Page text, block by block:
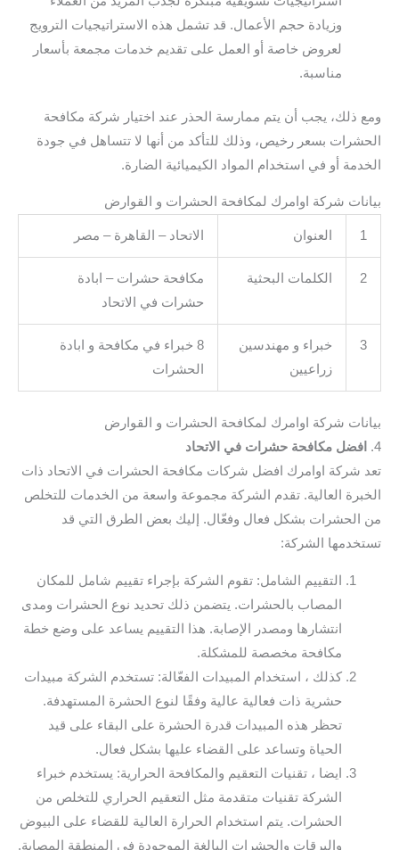
وزيادة حجم الأعمال. قد تشمل هذه الاستراتيجيات الترويج
لعروض خاصة أو العمل على تقديم خدمات مجمعة بأسعار
مناسبة.
ومع ذلك، يجب أن يتم ممارسة الحذر عند اختيار شركة مكافحة
الحشرات بسعر رخيص، وذلك للتأكد من أنها لا تتساهل في جودة
الخدمة أو في استخدام المواد الكيميائية الضارة.
بيانات شركة اوامرك لمكافحة الحشرات و القوارض
1 العنوان الاتحاد – القاهرة – مصر
2 الكلمات البحثية
مكافحة حشرات – ابادة
حشرات في الاتحاد
3
خبراء و مهندسين
زراعيين
8 خبراء في مكافحة و ابادة
الحشرات
بيانات شركة اوامرك لمكافحة الحشرات و القوارض
4.
افضل مكافحة حشرات في الاتحاد
تعد شركة اوامرك افضل شركات مكافحة الحشرات في الاتحاد ذات
الخبرة العالية. تقدم الشركة مجموعة واسعة من الخدمات للتخلص
من الحشرات بشكل فعال وفعّال. إليك بعض الطرق التي قد
تستخدمها الشركة:
التقييم الشامل: تقوم الشركة بإجراء تقييم شامل للمكان
المصاب بالحشرات. يتضمن ذلك تحديد نوع الحشرات ومدى
انتشارها ومصدر الإصابة. هذا التقييم يساعد على وضع خطة
مكافحة مخصصة للمشكلة.
كذلك ، استخدام المبيدات الفعّالة: تستخدم الشركة مبيدات
حشرية ذات فعالية عالية وفقًا لنوع الحشرة المستهدفة.
تحظر هذه المبيدات قدرة الحشرة على البقاء على قيد
الحياة وتساعد على القضاء عليها بشكل فعال.
ايضا ، تقنيات التعقيم والمكافحة الحرارية: يستخدم خبراء
الشركة تقنيات متقدمة مثل التعقيم الحراري للتخلص من
الحشرات. يتم استخدام الحرارة العالية للقضاء على البيوض
واليرقات والحشرات البالغة الموجودة في المنطقة المصابة.